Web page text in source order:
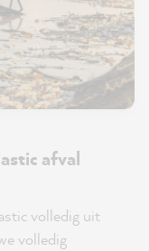
afval
volledig uit
volledig